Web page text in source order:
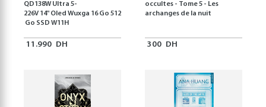
QD138W Ultra 5-
226V 14" Oled Wuxga 16 Go 512
Go SSD W11H
11.990 DH
occultes - Tome 5 - Les
archanges de la nuit
300 DH